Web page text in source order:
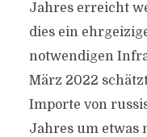
Jahres erreicht
dies ein
notwendigen
März 2022
Importe von
Jahres um etwas